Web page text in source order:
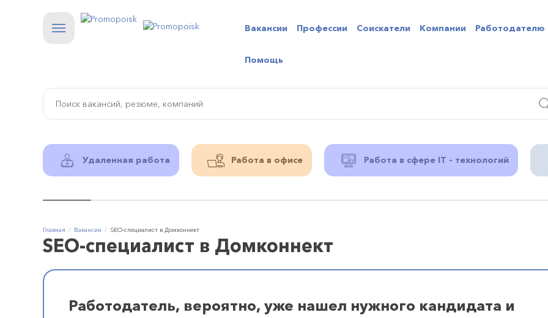
Вакансии Профессии Соискатели Компании Работодателю
Помощь
Удаленная работа Работа в офисе Работа в сфере IT - технологий
Главная Вакансии SEO-специалист в Домконнект
SEO-специалист в Домконнект
Работодатель, вероятно, уже нашел нужного кандидата и